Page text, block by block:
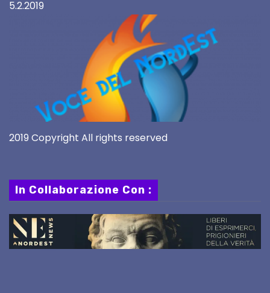
5.2.2019
2019 Copyright All rights reserved
In Collaborazione Con :